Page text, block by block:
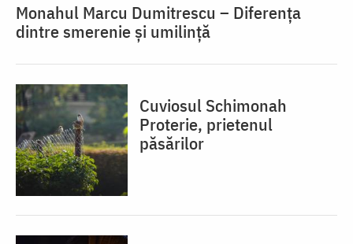
Monahul Marcu Dumitrescu – Diferența
dintre smerenie și umilință
Cuviosul Schimonah
Proterie, prietenul
păsărilor